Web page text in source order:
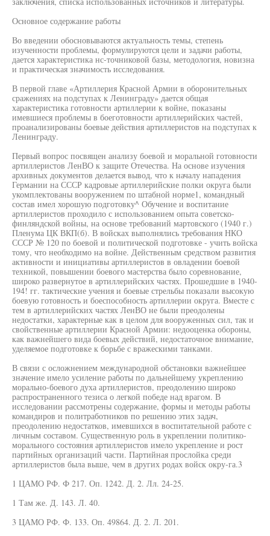
Основное содержание работы
Во введении обосновываются актуальность темы, степень
изученности проблемы, формулируются цели и задачи работы,
дается характеристика нс-точниковой базы, методология, новизна
и практическая значимость исследования.
В первой главе «Артиллерия Красной Армии в оборонительных
сражениях на подступах к Ленинграду» дается общая
характеристика готовности артиллерии к войне, показаны
имевшиеся проблемы в боеготовности артиллерийских частей,
проанализированы боевые действия артиллеристов на подступах к
Ленинграду.
Первый вопрос посвящен анализу боевой и моральной готовности
артиллеристов ЛенВО к защите Отечества. На основе изучения
архивных документов делается вывод, что к началу нападения
Германии на СССР кадровые артиллерийские полки округа были
укомплектованы вооружением по штабной норме1, командный
состав имел хорошую подготовку^ Обучение и воспитание
артиллеристов проходило с использованием опыта советско-
финляндской войны, на основе требований мартовского (1940 г.)
Пленума ЦК ВКП(б). В войсках выполнялись требования НКО
СССР № 120 по боевой и политической подготовке - учить войска
тому, что необходимо на войне. Действенным средством развития
активности и инициативы артиллеристов в овладении боевой
техникой, повышении боевого мастерства было соревнование,
широко развернутое в артиллерийских частях. Прошедшие в 1940-
194! гг. тактические учения и боевые стрельбы показали высокую
боевую готовность и боеспособность артиллерии округа. Вместе с
тем в артиллерийских частях ЛенВО не были преодолены
недостатки, характерные как в целом для вооруженных сил, так и
свойственные артиллерии Красной Армии: недооценка обороны,
как важнейшего вида боевых действий, недостаточное внимание,
уделяемое подготовке к борьбе с вражескими танками.
В связи с осложнением международной обстановки важнейшее
значение имело усиление работы по дальнейшему укреплению
морально-боевого духа артиллеристов, преодолению широко
распространенного тезиса о легкой победе над врагом. В
исследовании рассмотрены содержание, формы и методы работы
командиров и политработников по решению этих задач,
преодолению недостатков, имевшихся в воспитательной работе с
личным составом. Существенную роль в укреплении политико-
морального состояния артиллеристов имело укрепление и рост
партийных организаций части. Партийная прослойка среди
артиллеристов была выше, чем в других родах войск окру-га.3
1 ЦАМО РФ. Ф 217. Оп. 1242. Д. 2. Лл. 24-25.
1 Там же. Д. 143. Л. 40.
3 ЦАМО РФ. Ф. 133. Оп. 49864. Д. 2. Л. 201.